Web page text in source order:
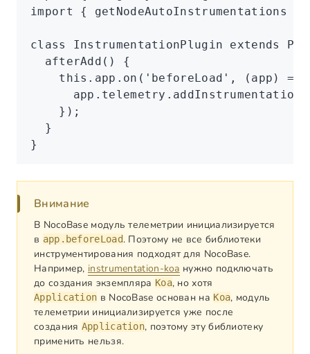
import { getNodeAutoInstrumentations }
class InstrumentationPlugin extends
  afterAdd
() {
    this
. app .on ( 'beforeLoad' , (app) =>
      app
. telemetry .addInstrumentation
    });
  }
}
Внимание
В NocoBase модуль телеметрии инициализируется
в app.beforeLoad. Поэтому не все библиотеки
инструментирования подходят для NocoBase.
Например, instrumentation-koa нужно подключать
до создания экземпляра Koa, но хотя
Application в NocoBase основан на Koa, модуль
телеметрии инициализируется уже после
создания Application, поэтому эту библиотеку
применить нельзя.